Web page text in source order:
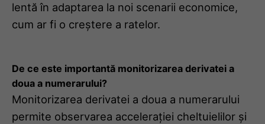
lentă în adaptarea la noi scenarii economice,
cum ar fi o creștere a ratelor.
De ce este importantă monitorizarea derivatei a
doua a numerarului?
Monitorizarea derivatei a doua a numerarului
permite observarea accelerației cheltuielilor și